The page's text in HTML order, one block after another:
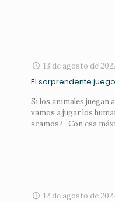
13 de agosto de
El sorprendente
Si los animales juegan
vamos a jugar los
seamos? Con esa
12 de agosto de